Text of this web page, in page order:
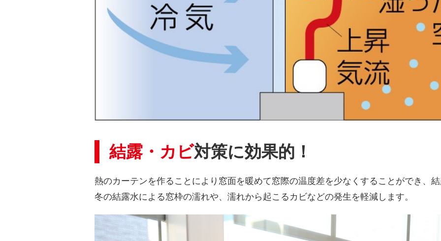
結露・カビ対策に効果的！
熱のカーテンを作ることにより窓面を暖めて窓際の温度差を少なくすることができ、
冬の結露水による窓枠の濡れや、濡れから起こるカビなどの発生を軽減します。